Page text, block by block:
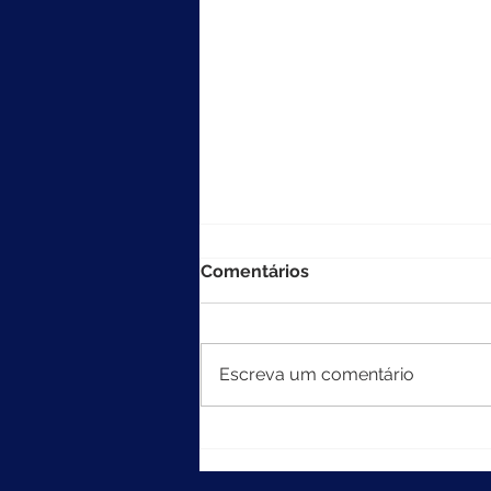
Comentários
Escreva um comentário